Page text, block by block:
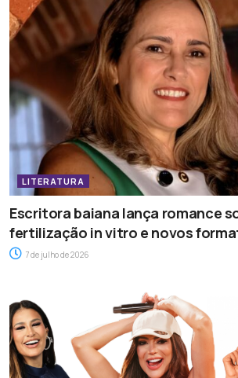
LITERATURA
Escritora baiana lança romance
fertilização in vitro e novos
7 de julho de 2026